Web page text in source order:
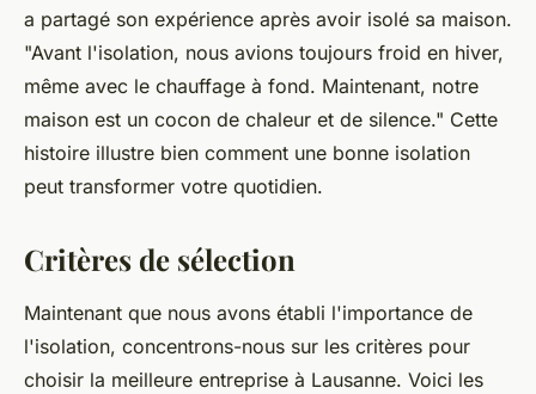
a partagé son expérience après avoir isolé sa maison.
"Avant l'isolation, nous avions toujours froid en hiver,
même avec le chauffage à fond. Maintenant, notre
maison est un cocon de chaleur et de silence." Cette
histoire illustre bien comment une bonne isolation
peut transformer votre quotidien.
Critères de sélection
Maintenant que nous avons établi l'importance de
l'isolation, concentrons-nous sur les critères pour
choisir la meilleure entreprise à Lausanne. Voici les